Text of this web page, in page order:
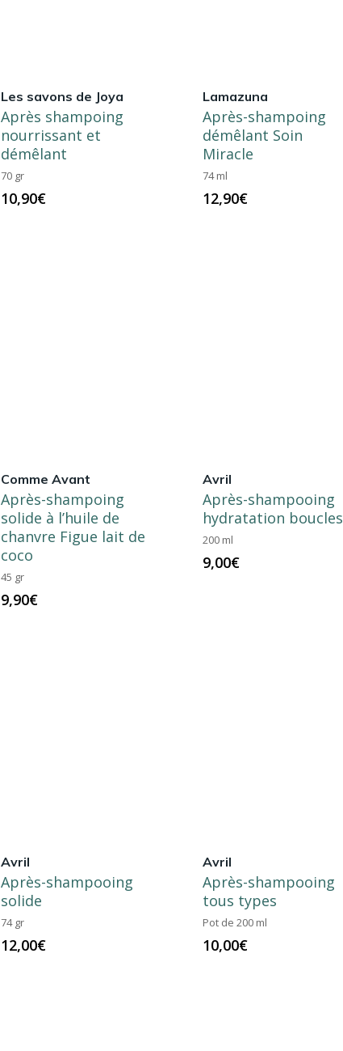
Les savons de Joya
Après shampoing
nourrissant et
démêlant
70 gr
10,90€
Lamazuna
Après-shampoing
démêlant Soin
Miracle
74 ml
12,90€
Comme Avant
Après-shampoing
solide à l’huile de
chanvre Figue lait de
coco
45 gr
9,90€
Avril
Après-shampooing
hydratation boucles
200 ml
9,00€
Avril
Après-shampooing
solide
74 gr
12,00€
Avril
Après-shampooing
tous types
Pot de 200 ml
10,00€